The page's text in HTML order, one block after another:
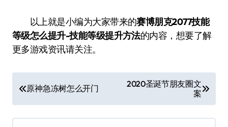
以上就是小编为大家带来的赛博朋克2077技能
等级怎么提升-技能等级提升方法的内容，想要了解
更多游戏资讯请关注。
章
导
原神急冻树怎么开门
2020圣诞节朋友圈文
案